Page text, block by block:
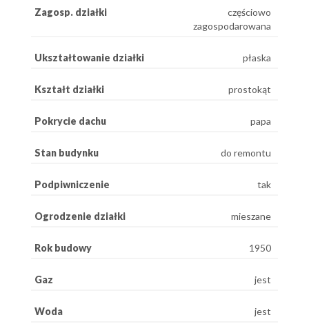
Zagosp. działki
częściowo
zagospodarowana
Ukształtowanie działki płaska
Kształt działki prostokąt
Pokrycie dachu papa
Stan budynku do remontu
Podpiwniczenie tak
Ogrodzenie działki mieszane
Rok budowy 1950
Gaz jest
Woda jest